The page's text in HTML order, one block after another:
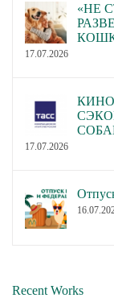
«НЕ
17.07.2026
17.07.2026
Recent Works